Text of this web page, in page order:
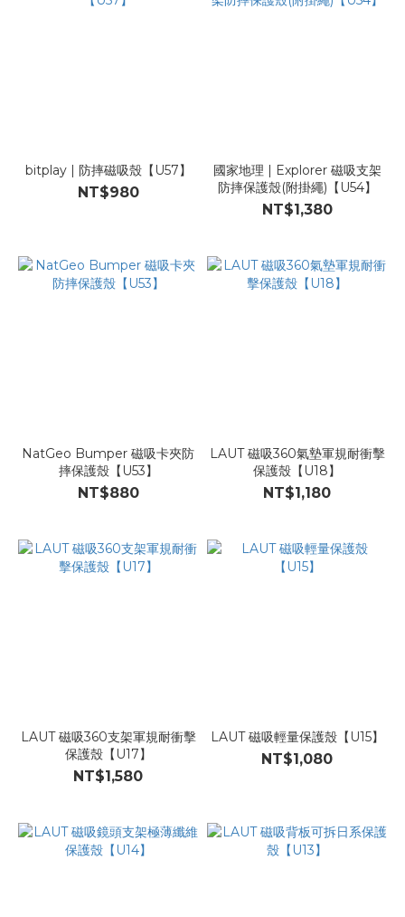
bitplay | 防摔磁吸殼【U57】
NT$980
國家地理 | Explorer 磁吸支架
防摔保護殼(附掛繩)【U54】
NT$1,380
NatGeo Bumper 磁吸卡夾防
摔保護殼【U53】
NT$880
LAUT 磁吸360氣墊軍規耐衝擊
保護殼【U18】
NT$1,180
LAUT 磁吸360支架軍規耐衝擊
保護殼【U17】
NT$1,580
LAUT 磁吸輕量保護殼【U15】
NT$1,080